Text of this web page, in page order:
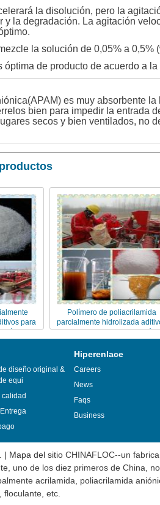
la disolución, pero la
y la degradación. La agitación
la solución de 0,05% a 0,5%
óptima de producto de acuerdo a
es muy absorbente
bien para impedir la entrada
secos y bien ventilados, no
para
Polímero de poliacrilamida
parcialmente hidrolizada
para fluidos de perforación
diseño original &
equi
Hiperenlace
Careers
News
Faqs
Business
| Mapa del sitio CHINAFLOC--un
, uno de los diez primeros de China,
acrilamida, poliacrilamida
floculante, etc.